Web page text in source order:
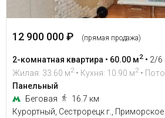
12 900 000 ₽ (прямая продажа)
2-комнатная квартира • 60.00 м2 • 2/6
Жилая: 33.60 м2 • Кухня: 10.90 м2 •
Панельный
Беговая
16.7 км
Курортный, Сестрорецк г.,